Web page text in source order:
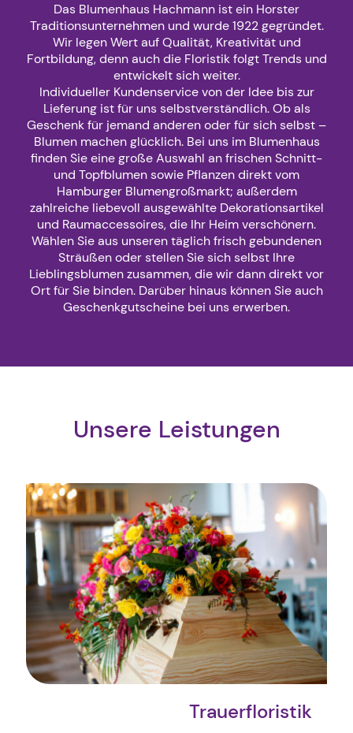
Das Blumenhaus Hachmann ist ein Horster
Traditionsunternehmen und wurde 1922 gegründet.
Wir legen Wert auf Qualität, Kreativität und
Fortbildung, denn auch die Floristik folgt Trends und
entwickelt sich weiter.
Individueller Kundenservice von der Idee bis zur
Lieferung ist für uns selbstverständlich. Ob als
Geschenk für jemand anderen oder für sich selbst –
Blumen machen glücklich. Bei uns im Blumenhaus
finden Sie eine große Auswahl an frischen Schnitt-
und Topfblumen sowie Pflanzen direkt vom
Hamburger Blumengroßmarkt; außerdem
zahlreiche liebevoll ausgewählte Dekorationsartikel
und Raumaccessoires, die Ihr Heim verschönern.
Wählen Sie aus unseren täglich frisch gebundenen
Sträußen oder stellen Sie sich selbst Ihre
Lieblingsblumen zusammen, die wir dann direkt vor
Ort für Sie binden. Darüber hinaus können Sie auch
Geschenkgutscheine bei uns erwerben.
Unsere Leistungen
Trauerfloristik